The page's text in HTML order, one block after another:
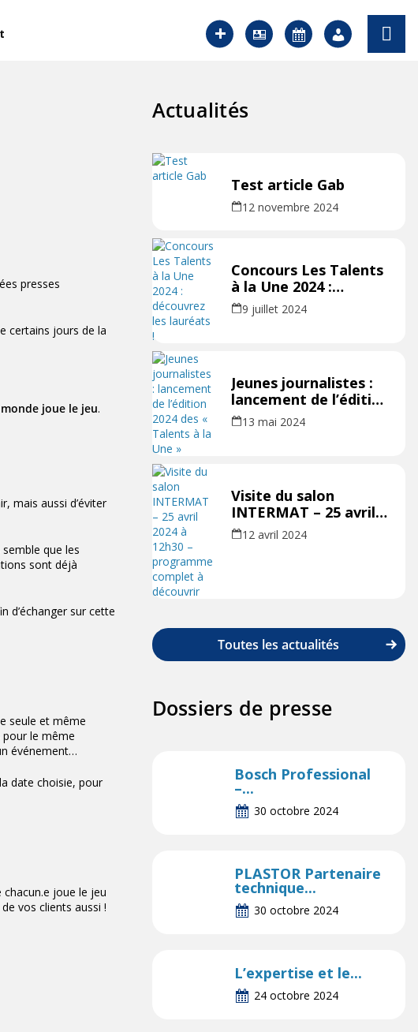
presses
certains jours de la
joue le jeu.
mais aussi d’éviter
que les
sont déjà
d’échanger sur cette
seule et même
pour le même
événement…
date choisie, pour
joue le jeu
vos clients aussi !
Actualités
Test article Gab
12 novembre 2024
Concours Les Talents
à la Une 2024 :
découvrez les
lauréats !
9 juillet 2024
Jeunes journalistes :
lancement de l’édition
2024 des « Talents à
la Une »
13 mai 2024
Visite du salon
INTERMAT – 25 avril
2024 à 12h30 –
programme complet
12 avril 2024
Toutes les actualités
Dossiers de presse
Bosch Professional
–...
30 octobre 2024
PLASTOR Partenaire
technique...
30 octobre 2024
L’expertise et le...
24 octobre 2024